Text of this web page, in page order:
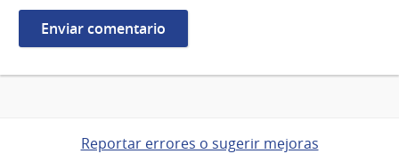
Reportar errores o sugerir mejoras